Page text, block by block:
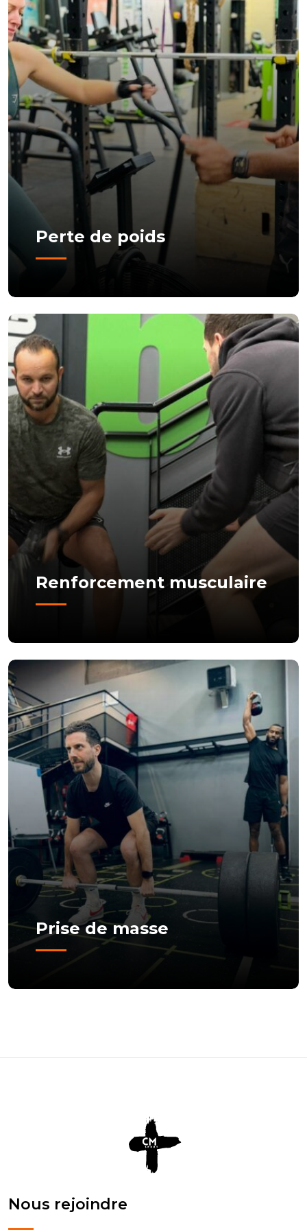
Perte de poids
Renforcement musculaire
Prise de masse
Nous rejoindre